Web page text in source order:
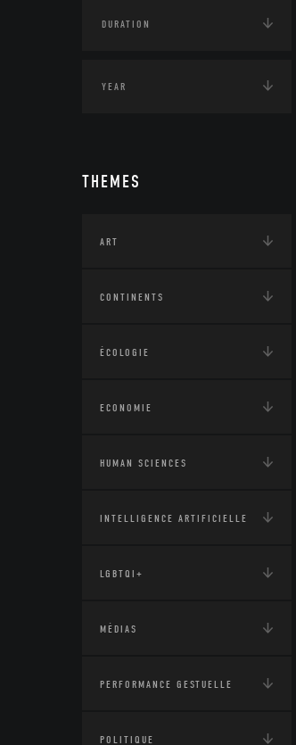
THEMES
ART
CONTINENTS
ÉCOLOGIE
ECONOMIE
HUMAN SCIENCES
INTELLIGENCE ARTIFICIELLE
LGBTQI+
MÉDIAS
PERFORMANCE GESTUELLE
POLITIQUE